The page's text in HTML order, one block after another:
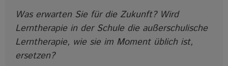
Was erwarten Sie für die Zukunft? Wird
Lerntherapie in der Schule die außerschulische
Lerntherapie, wie sie im Moment üblich ist,
ersetzen?